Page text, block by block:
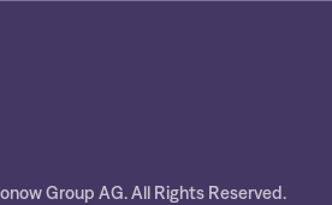
Group AG. All Rights Reserved.